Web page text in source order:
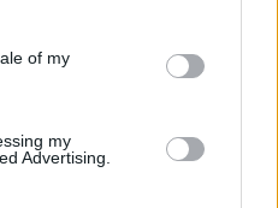
of my
my
Advertising.
registruoti vartotojai.
vartotojų